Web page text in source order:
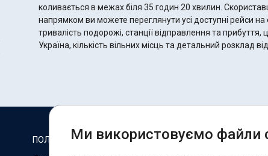
коливається в межах біля 35 годин 20 хвилин. Скориставшись пошуком за
напрямком ви можете переглянути усі доступні рейси
тривалість подорожі, станції відправлення та прибуття,
Україна, кількість вільних місць та детальний розклад
ПОЛІТИКА COOKIES Ми в соцмережах:
Ми використовуємо файли